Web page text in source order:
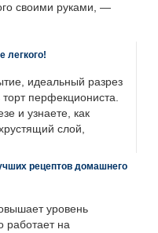
своими руками, —
легкого!
идеальный разрез
перфекциониста.
и узнаете, как
слой,
рецептов домашнего
уровень
работает на